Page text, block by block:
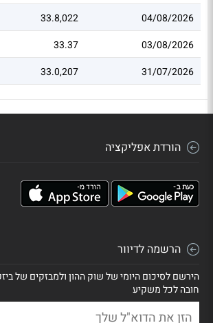
04/08/2026
33.8,022
03/08/2026
33.37
31/07/2026
33.0,207
הורדת אפליקציה
הרשמה לדיוור
הירשם לסיכום היומי של שוק ההון ולמבזקים של
חובה לכל משקיע